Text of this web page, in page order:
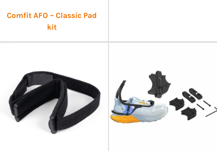
Comfit AFO – Classic Pad
kit